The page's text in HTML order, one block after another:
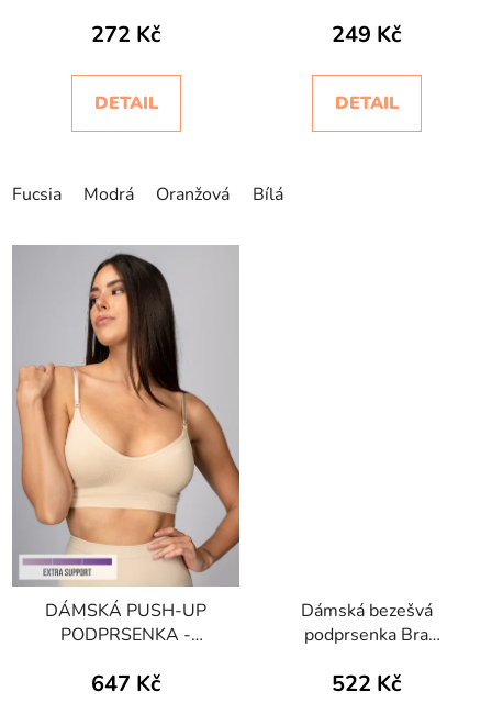
272 Kč
DETAIL
Fucsia Modrá Oranžová Hořčicově žlutá
249 Kč
DETAIL
Bílá
DÁMSKÁ PUSH-UP
PODPRSENKA -
SUPPORT
647 Kč
Dámská bezešvá
podprsenka Bra
Intimidea
522 Kč